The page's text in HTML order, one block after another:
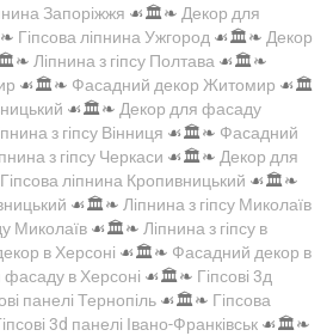
Запоріжжя ☙🏛️❧ Декор для
Гіпсова ліпнина Ужгород ☙🏛️❧ Декор
Ліпнина з гіпсу Полтава ☙🏛️❧
☙🏛️❧ Фасадний декор Житомир ☙🏛️
☙🏛️❧ Декор для фасаду
з гіпсу Вінниця ☙🏛️❧ Фасадний
з гіпсу Черкаси ☙🏛️❧ Декор для
Гіпсова ліпнина Кропивницький ☙🏛️❧
☙🏛️❧ Ліпнина з гіпсу Миколаїв
Миколаїв ☙🏛️❧ Ліпнина з гіпсу в
в Херсоні ☙🏛️❧ Фасадний декор в
в Херсоні ☙🏛️❧ Гіпсові 3д
панелі Тернопіль ☙🏛️❧ Гіпсова
3d панелі Івано-Франківськ ☙🏛️❧